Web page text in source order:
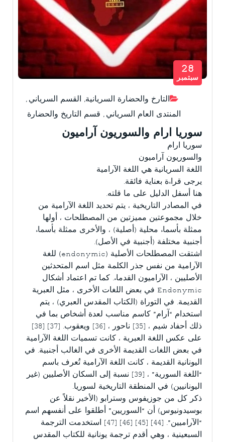
التارخ والحضارة السريانية, القسم السرياني ,
المنتدى العام السرياني , قسم التاريخ والحضارة
28
سبتمبر
سوريا ارام والسوريون آراميون
سوريا ارام
والسوريون آراميون
اللغة السريانية هي اللغة الآرامية
يرجى قراءة بعناية فائقة.
هنا أسفل الدليل على ما قلته.
في المصادر التاريخية ، يتم تحديد اللغة الآرامية من
خلال مجموعتين مميزتين من المصطلحات ، أولها
ممثلة بأسماء محلية (أصلية) ، والأخرى ممثلة بأسماء
أجنبية مختلفة (أجنبية في الأصل).
اشتقت المصطلحات الأصلية (endonymic) للغة
الآرامية من نفس جذر الكلمة مثل اسم المتحدثين
الأصليين ، الآراميون القدماء. كما تم اعتماد أشكال
Endonymic في بعض اللغات الأخرى ، مثل العبرية
القديمة. في التوراة (الكتاب المقدس العبري) ، يتم
استخدام “آرام” كاسم مناسب لعدة أشخاص بما في
ذلك أحفاد شيم ، [35] ناحور ، [36] ويعقوب. [37] [38]
على عكس اللغة العبرية ، كانت تسميات اللغة الآرامية
في بعض اللغات القديمة الأخرى في الغالب أجنبية. في
اليونانية القديمة ، كانت اللغة الآرامية تُعرف باسم
“اللغة السورية” ، [39] نسبة إلى السكان الأصليين (غير
اليونانيين) في المنطقة التاريخية لسوريا.
ذكر كل من جوزيفوس وسترابو (الأخير نقلاً عن
بوسيدونيوس) أن “السوريين” أطلقوا على أنفسهم اسم
“الآراميين”. [44] [45] [46] [47] استخدمت الترجمة
السبعينية ، وهي أقدم ترجمة يونانية للكتاب المقدس